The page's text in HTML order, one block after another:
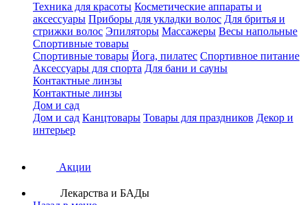
Техника для красоты Косметические аппараты и
аксессуары Приборы для укладки волос Для бритья и
стрижки волос Эпиляторы Массажеры Весы напольные
Спортивные товары
Спортивные товары Йога, пилатес Спортивное питание
Аксессуары для спорта Для бани и сауны
Контактные линзы
Контактные линзы
Дом и сад
Дом и сад Канцтовары Товары для праздников Декор и
интерьер
Акции
Лекарства и БАДы